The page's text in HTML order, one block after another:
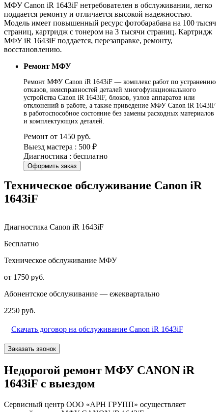
МФУ Canon iR 1643iF нетребователен в обслуживании, легко
поддается ремонту и отличается высокой надежностью.
Модель имеет повышенный ресурс фотобарабана на 100 тысяч
страниц, картридж с тонером на 3 тысячи страниц. Картридж
МФУ iR 1643iF поддается, перезаправке, ремонту,
восстановлению.
Ремонт МФУ
Ремонт МФУ Canon iR 1643iF — комплекс работ по устранению
отказов, неисправностей деталей многофункционального
устройства Canon iR 1643iF, блоков, узлов аппаратов или
отклонений в работе, а также приведение МФУ Canon iR 1643iF
в работоспособное состояние без замены расходных материалов
и комплектующих деталей.
Ремонт от 1450 руб.
Выезд мастера : 500 ₽
Диагностика : бесплатно
Оформить заказ
Техническое обслуживание Canon iR
1643iF
Диагностика Canon iR 1643iF
Бесплатно
Техническое обслуживание МФУ
от 1750 руб.
Абонентское обслуживание — ежеквартально
2250 руб.
Скачать договор на обслуживание Canon iR 1643iF
Заказать звонок
Недорогой ремонт МФУ CANON iR
1643iF с выездом
Сервисный центр ООО «АРН ГРУПП» осуществляет